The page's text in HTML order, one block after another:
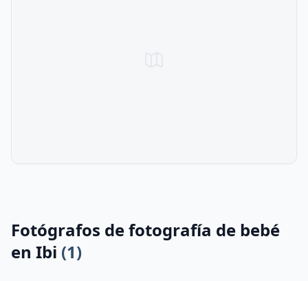
Fotógrafos de fotografía de bebé
en Ibi (1)